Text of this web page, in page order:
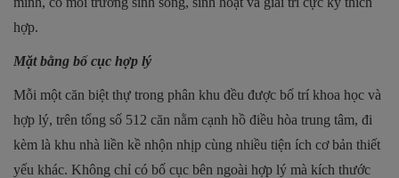
hợp.
Mặt bằng bố cục hợp lý
Mỗi một căn biệt thự trong phân khu đều được bố trí khoa học và
hợp lý, trên tổng số 512 căn nằm cạnh hồ điều hòa trung tâm, đi
kèm là khu nhà liền kề nhộn nhịp cùng nhiều tiện ích cơ bản thiết
yếu khác. Không chỉ có bố cục bên ngoài hợp lý mà kích thước